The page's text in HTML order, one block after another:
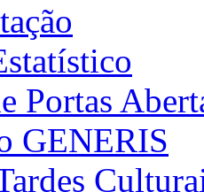
Portas
GENERIS